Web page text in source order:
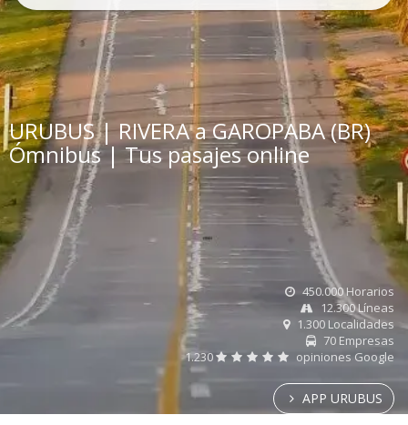
URUBUS | RIVERA a GAROPABA (BR)
Ómnibus | Tus pasajes online
450.000 Horarios
12.300 Líneas
1.300 Localidades
70 Empresas
1.230
opiniones Google
APP URUBUS